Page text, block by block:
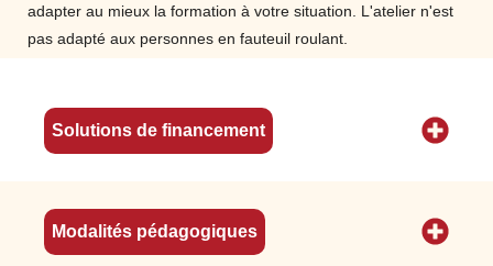
réglages
Assurer la maintenance puis l’entretien de
adapter au mieux la formation à votre situation. L'atelier n'est
pas adapté aux personnes en fauteuil roulant.
Solutions de financement
Modalités pédagogiques